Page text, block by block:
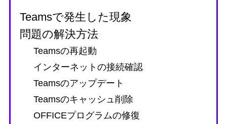
Teamsで発生した現象
問題の解決方法
Teamsの再起動
インターネットの接続確認
Teamsのアップデート
Teamsのキャッシュ削除
OFFICEプログラムの修復